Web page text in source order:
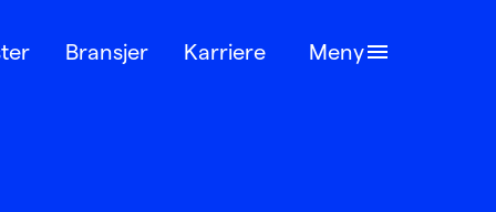
Bransjer Karriere Meny